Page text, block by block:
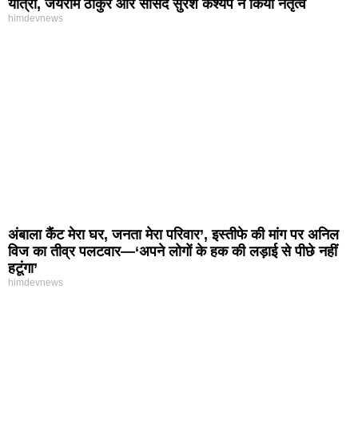
यात्रा, जयराम ठाकुर और सांसद सुरेश कश्यप ने किया नेतृत्व
himdevnews
अंबाला कैंट मेरा घर, जनता मेरा परिवार’, इस्तीफे की मांग पर अनिल
विज का तीव्र पलटवार—‘अपने लोगों के हक की लड़ाई से पीछे नहीं
हटूंगा’
himdevnews